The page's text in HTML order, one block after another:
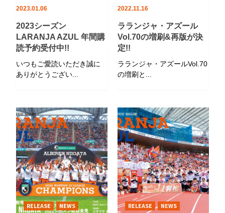
2023.01.06
2023シーズン
LARANJA AZUL 年間購
読予約受付中!!
いつもご愛読いただき誠に
ありがとうござい...
2022.11.16
ラランジャ・アズール
Vol.70の増刷&再版が決
定!!
ラランジャ・アズールVol.70
の増刷と...
RELEASE NEWS RELEASE NEWS